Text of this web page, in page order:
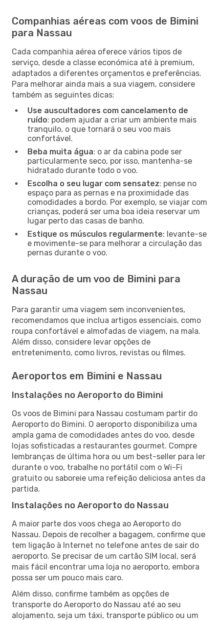
Companhias aéreas com voos de Bimini
para Nassau
Cada companhia aérea oferece vários tipos de
serviço, desde a classe económica até à premium,
adaptados a diferentes orçamentos e preferências.
Para melhorar ainda mais a sua viagem, considere
também as seguintes dicas:
Use auscultadores com cancelamento de
ruído: podem ajudar a criar um ambiente mais
tranquilo, o que tornará o seu voo mais
confortável.
Beba muita água: o ar da cabina pode ser
particularmente seco, por isso, mantenha-se
hidratado durante todo o voo.
Escolha o seu lugar com sensatez: pense no
espaço para as pernas e na proximidade das
comodidades a bordo. Por exemplo, se viajar com
crianças, poderá ser uma boa ideia reservar um
lugar perto das casas de banho.
Estique os músculos regularmente: levante-se
e movimente-se para melhorar a circulação das
pernas durante o voo.
A duração de um voo de Bimini para
Nassau
Para garantir uma viagem sem inconvenientes,
recomendamos que inclua artigos essenciais, como
roupa confortável e almofadas de viagem, na mala.
Além disso, considere levar opções de
entretenimento, como livros, revistas ou filmes.
Aeroportos em Bimini e Nassau
Instalações no Aeroporto do Bimini
Os voos de Bimini para Nassau costumam partir do
Aeroporto do Bimini. O aeroporto disponibiliza uma
ampla gama de comodidades antes do voo, desde
lojas sofisticadas a restaurantes gourmet. Compre
lembranças de última hora ou um best-seller para ler
durante o voo, trabalhe no portátil com o Wi-Fi
gratuito ou saboreie uma refeição deliciosa antes da
partida.
Instalações no Aeroporto do Nassau
A maior parte dos voos chega ao Aeroporto do
Nassau. Depois de recolher a bagagem, confirme que
tem ligação à Internet no telefone antes de sair do
aeroporto. Se precisar de um cartão SIM local, será
mais fácil encontrar uma loja no aeroporto, embora
possa ser um pouco mais caro.
Além disso, confirme também as opções de
transporte do Aeroporto do Nassau até ao seu
alojamento, seja um táxi, transporte público ou um